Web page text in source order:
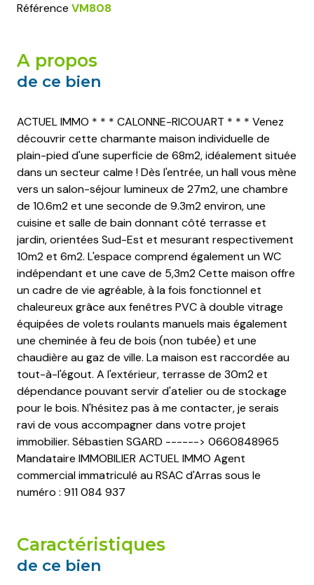
Référence VM808
a propos
de ce bien
ACTUEL IMMO * * * CALONNE-RICOUART * * * Venez
découvrir cette charmante maison individuelle de
plain-pied d'une superficie de 68m2, idéalement située
dans un secteur calme ! Dès l'entrée, un hall vous mène
vers un salon-séjour lumineux de 27m2, une chambre
de 10.6m2 et une seconde de 9.3m2 environ, une
cuisine et salle de bain donnant côté terrasse et
jardin, orientées Sud-Est et mesurant respectivement
10m2 et 6m2. L'espace comprend également un WC
indépendant et une cave de 5,3m2 Cette maison offre
un cadre de vie agréable, à la fois fonctionnel et
chaleureux grâce aux fenêtres PVC à double vitrage
équipées de volets roulants manuels mais également
une cheminée à feu de bois (non tubée) et une
chaudière au gaz de ville. La maison est raccordée au
tout-à-l'égout. A l'extérieur, terrasse de 30m2 et
dépendance pouvant servir d'atelier ou de stockage
pour le bois. N'hésitez pas à me contacter, je serais
ravi de vous accompagner dans votre projet
immobilier. Sébastien SGARD ------> 0660848965
Mandataire IMMOBILIER ACTUEL IMMO Agent
commercial immatriculé au RSAC d'Arras sous le
numéro : 911 084 937
caractéristiques
de ce bien